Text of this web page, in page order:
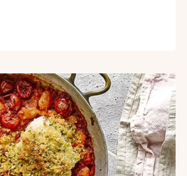
(3)
(6)
(1)
(8)
(2)